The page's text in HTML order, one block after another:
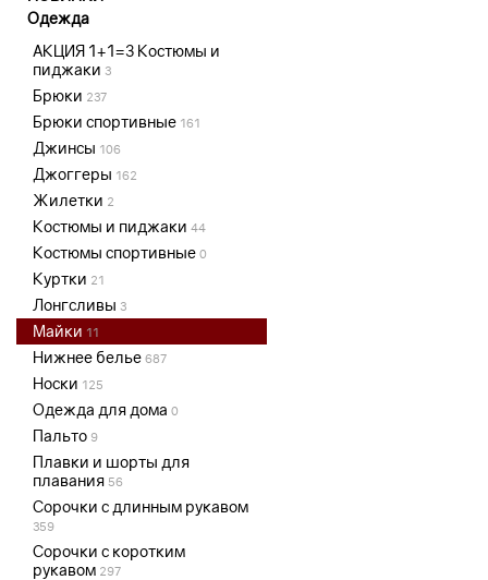
Одежда
АКЦИЯ 1+1=3 Костюмы и
пиджаки 3
Брюки 237
Брюки спортивные 161
Джинсы 106
Джоггеры 162
Жилетки 2
Костюмы и пиджаки 44
Костюмы спортивные 0
Куртки 21
Лонгсливы 3
Майки 11
Нижнее белье 687
Носки 125
Одежда для дома 0
Пальто 9
Плавки и шорты для
плавания 56
Сорочки с длинным рукавом
359
Сорочки с коротким
рукавом 297